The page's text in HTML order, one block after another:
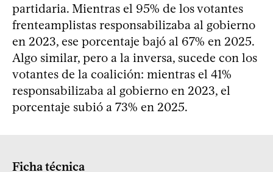
partidaria. Mientras el 95% de los votantes
frenteamplistas responsabilizaba al gobierno
en 2023, ese porcentaje bajó al 67% en 2025.
Algo similar, pero a la inversa, sucede con los
votantes de la coalición: mientras el 41%
responsabilizaba al gobierno en 2023, el
porcentaje subió a 73% en 2025.
Ficha técnica